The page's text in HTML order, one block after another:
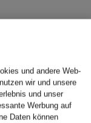
und andere Web-
wir und unsere
und unser
Werbung auf
Daten können